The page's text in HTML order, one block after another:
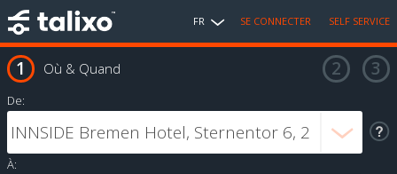
FR SE CONNECTER SELF SERVICE
Où & Quand
De:
À: